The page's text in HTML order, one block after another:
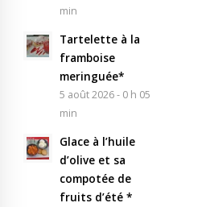
min
Tartelette à la
framboise
meringuée*
5 août 2026 - 0 h 05
min
Glace à l’huile
d’olive et sa
compotée de
fruits d’été *